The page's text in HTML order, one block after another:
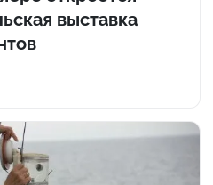
выставка